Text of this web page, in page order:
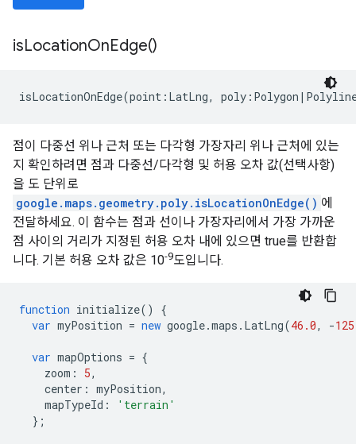
isLocationOnEdge()
isLocationOnEdge(point:LatLng,
점이 다중선 위나 근처 또는 다각형 가장자리 위나 근처에 있는
지 확인하려면 점과 다중선/다각형 및 허용 오차 값(선택사항)
을 도 단위로
google.maps.geometry.poly.isLocationOnEdge() 에
전달하세요. 이 함수는 점과 선이나 가장자리에서 가장 가까운
점 사이의 거리가 지정된 허용 오차 내에 있으면 true를 반환합
니다. 기본 허용 오차 값은 10-9도입니다.
function initialize()
{
var myPosition = new google.maps . LatLng(46.0, -
var mapOptions = {
zoom : 5,
center : myPosition,
mapTypeId :
'terrain'
};